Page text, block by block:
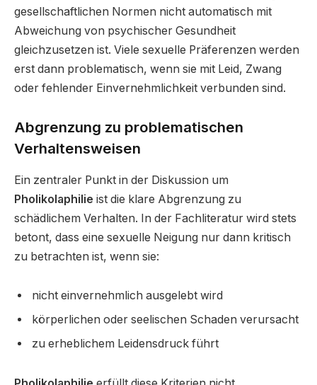
gesellschaftlichen Normen nicht automatisch mit
Abweichung von psychischer Gesundheit
gleichzusetzen ist. Viele sexuelle Präferenzen werden
erst dann problematisch, wenn sie mit Leid, Zwang
oder fehlender Einvernehmlichkeit verbunden sind.
Abgrenzung zu problematischen
Verhaltensweisen
Ein zentraler Punkt in der Diskussion um
Pholikolaphilie ist die klare Abgrenzung zu
schädlichem Verhalten. In der Fachliteratur wird stets
betont, dass eine sexuelle Neigung nur dann kritisch
zu betrachten ist, wenn sie:
nicht einvernehmlich ausgelebt wird
körperlichen oder seelischen Schaden verursacht
zu erheblichem Leidensdruck führt